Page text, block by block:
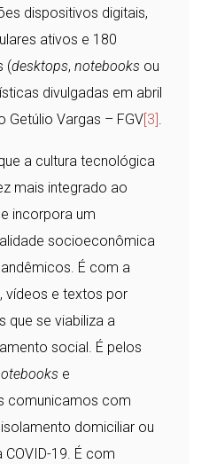
dispositivos digitais,
ativos e 180
(desktops,notebooks ou
divulgadas em abril
Getúlio Vargas – FGV [3] .
a cultura tecnológica
mais integrado ao
incorpora um
socioeconômica
É com a
vídeos e textos por
que se viabiliza a
social. É pelos
e
comunicamos com
domiciliar ou
19. É com